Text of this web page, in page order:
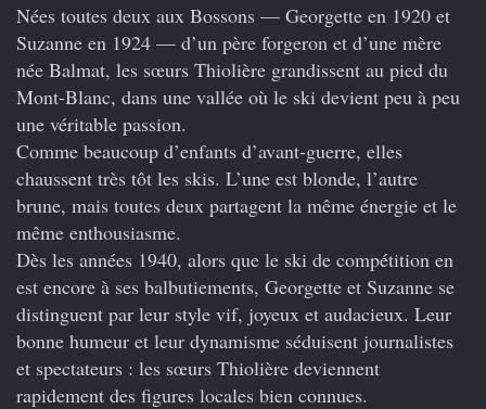
Nées toutes deux aux Bossons — Georgette en 1920 et
Suzanne en 1924 — d’un père forgeron et d’une mère
née Balmat, les sœurs Thiolière grandissent au pied du
Mont-Blanc, dans une vallée où le ski devient peu à peu
une véritable passion.
Comme beaucoup d’enfants d’avant-guerre, elles
chaussent très tôt les skis. L’une est blonde, l’autre
brune, mais toutes deux partagent la même énergie et le
même enthousiasme.
Dès les années 1940, alors que le ski de compétition en
est encore à ses balbutiements, Georgette et Suzanne se
distinguent par leur style vif, joyeux et audacieux. Leur
bonne humeur et leur dynamisme séduisent journalistes
et spectateurs : les sœurs Thiolière deviennent
rapidement des figures locales bien connues.